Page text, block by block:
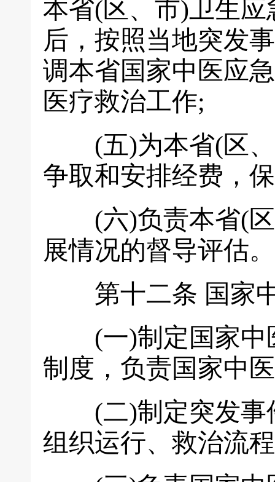
本省(区、市)卫生
后，按照当地突发
调本省国家中医应
医疗救治工作;
(五)为本省(区、
争取和安排经费，
(六)负责本省(区
展情况的督导评估。
第十二条 国家
(一)制定国家中
制度，负责国家中
(二)制定突发事
组织运行、救治流